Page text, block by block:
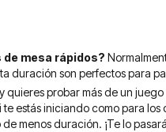
de mesa rápidos?
duración son perfectos para
quieres probar más de un
te estás iniciando como para
menos duración. ¡Te lo